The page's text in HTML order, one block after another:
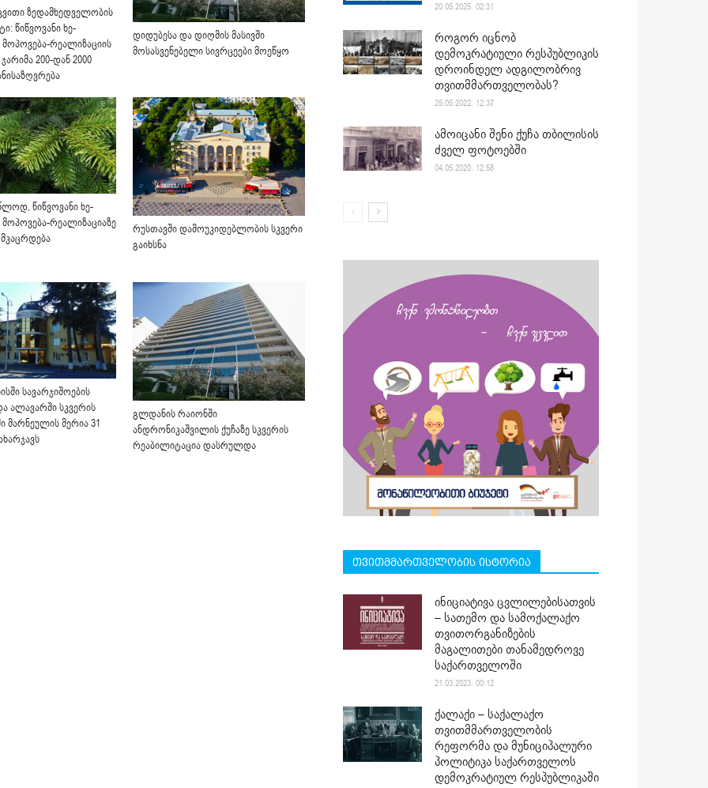
ზედამხედველობის
წიწვოვანი ხე-
მოპოვება-რეალიზაციის
200-დან 2000
დიდუბესა და დიღმის მასივში
მოსასვენებელი სივრცეები მოეწყო
წიწვოვანი ხე-
მოპოვება-რეალიზაციაზე
რუსთავში დამოუკიდებლობის სკვერი
გაიხსნა
სავარჯიშოების
ალავარში სკვერის
მარნეულის მერია 31
გლდანის რაიონში
ანდრონიკაშვილის ქუჩაზე სკვერის
რეაბილიტაცია დასრულდა
20.05.2025. 02:31
როგორ იცნობ
დემოკრატიული რესპუბლიკის
დროინდელ ადგილობრივ
თვითმმართველობას?
25.05.2022. 12:37
ამოიცანი შენი ქუჩა თბილისის
ძველ ფოტოებში
04.05.2020. 12:58
თვითმმართველობის ისტორია
ინიციატივა ცვლილებისათვის
– სათემო და სამოქალაქო
თვითორგანიზების
მაგალითები თანამედროვე
საქართველოში
21.03.2023. 00:12
ქალაქი – საქალაქო
თვითმმართველობის
რეფორმა და მუნიციპალური
პოლიტიკა საქართველოს
დემოკრატიულ რესპუბლიკაში